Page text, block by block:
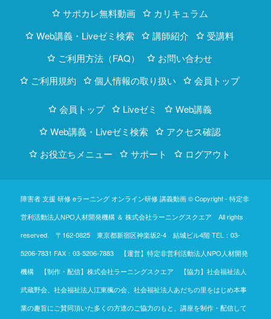
サポカレ無料動画
カリキュラム
Web講義・Liveゼミ検索
講師紹介
受講料
ご利用方法（FAQ）
お問い合わせ
ご利用規約
個人情報の取り扱い 会員トップ
会員トップ Liveゼミ
Web講義
Web講義・Liveゼミ検索
アクセス確認
お役立ちメニュー
サポート ログアウト
障害者 支援 研修 eラーニング オンライン研修 講義動画 © Copyright - 特定非
営利活動法人NPO人材開発機構＆ 株式会社ラーニングスクエア All rights
reserved. 〒162-0825 東京都新宿区神楽坂2-4 結城ビル4階TEL：03-
5206-7831 FAX：03-5206-7883 【運営】特定非営利活動法人NPO人材開発
機構 【制作・配信】株式会社ラーニングスクエア 【協力】社会福祉法人
武蔵野会、社会福祉法人江東楓の会、社会福祉法人あだちの里をはじめ本事
業の趣旨にご賛同頂いた多くの方達のご協力のもと、講座を制作・配信して